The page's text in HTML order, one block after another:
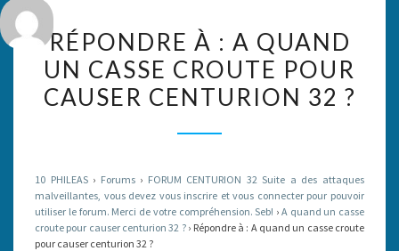
À :
A
QUAND
POUR
CAUSER
CENTURION
RÉPONDRE À : A QUAND
UN CASSE CROUTE POUR
CAUSER CENTURION 32 ?
10 PHILEAS › Forums › FORUM CENTURION 32 Suite a des attaques
malveillantes, vous devez vous inscrire et vous connecter pour pouvoir
utiliser le forum. Merci de votre compréhension. Seb! › A quand un casse
croute pour causer centurion 32 ? › Répondre à : A quand un casse croute
pour causer centurion 32 ?